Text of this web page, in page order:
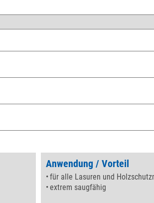
Anwendung / Vorteil
für alle Lasuren und
extrem saugfähig